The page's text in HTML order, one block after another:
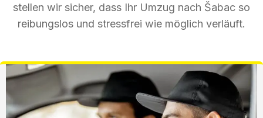
stellen wir sicher, dass Ihr Umzug nach Šabac so
reibungslos und stressfrei wie möglich verläuft.